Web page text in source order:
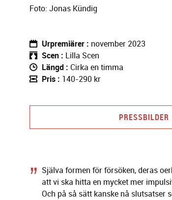
Foto: Jonas Kündig
Urpremiärer
november 2023
Scen
Lilla Scen
Längd
Cirka en timma
Pris
140-290 kr
PRESSBILDER
Själva formen för försöken, deras
att vi ska hitta en mycket mer
Och på så sätt kanske nå slutsatser